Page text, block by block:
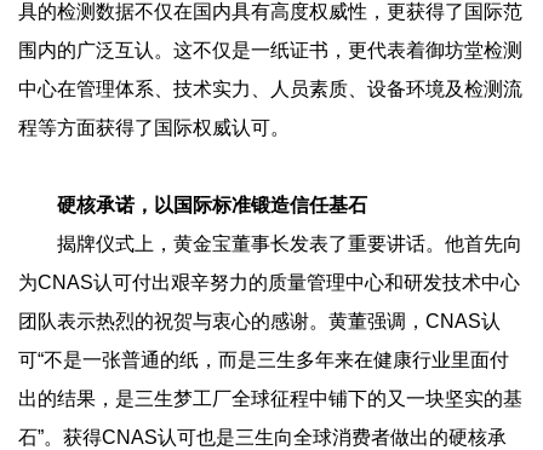
具的检测数据不仅在国内具有高度权威性，更获得了国际范
围内的广泛互认。这不仅是一纸证书，更代表着御坊堂检测
中心在管理体系、技术实力、人员素质、设备环境及检测流
程等方面获得了国际权威认可。
硬核承诺，以国际标准锻造信任基石
揭牌仪式上，黄金宝董事长发表了重要讲话。他首先向
为CNAS认可付出艰辛努力的质量管理中心和研发技术中心
团队表示热烈的祝贺与衷心的感谢。黄董强调，CNAS认
可“不是一张普通的纸，而是三生多年来在健康行业里面付
出的结果，是三生梦工厂全球征程中铺下的又一块坚实的基
石”。获得CNAS认可也是三生向全球消费者做出的硬核承